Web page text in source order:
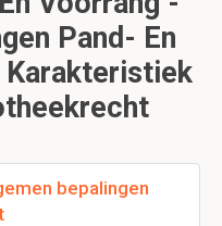
Pand- En
bepalingen